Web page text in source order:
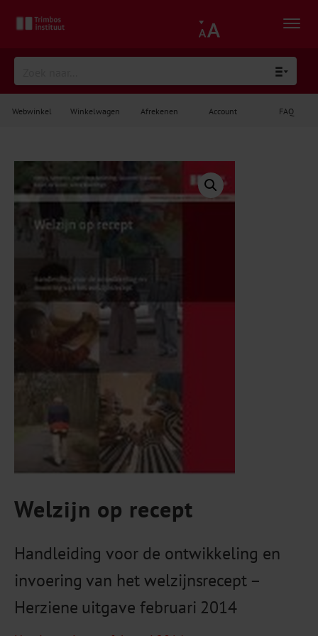
Webwinkel Winkelwagen Afrekenen Account FAQ
Welzijn op recept
Handleiding voor de ontwikkeling en
invoering van het welzijnsrecept –
Herziene uitgave februari 2014